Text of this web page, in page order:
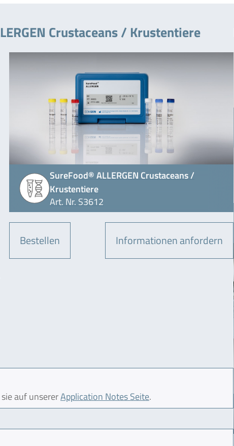
Crustaceans / Krustentiere
SureFood® ALLERGEN Crustaceans /
Krustentiere
Art. Nr. S3612
Bestellen Informationen anfordern
auf unsererApplication Notes Seite.